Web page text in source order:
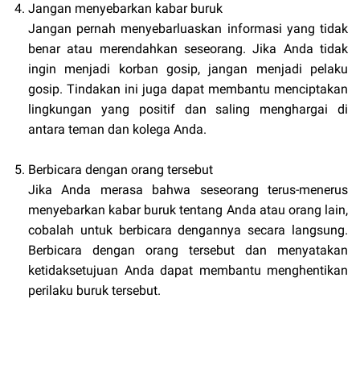
Jangan menyebarkan kabar buruk
Jangan pernah menyebarluaskan informasi yang tidak
benar atau merendahkan seseorang. Jika Anda tidak
ingin menjadi korban gosip, jangan menjadi pelaku
gosip. Tindakan ini juga dapat membantu menciptakan
lingkungan yang positif dan saling menghargai di
antara teman dan kolega Anda.
Berbicara dengan orang tersebut
Jika Anda merasa bahwa seseorang terus-menerus
menyebarkan kabar buruk tentang Anda atau orang lain,
cobalah untuk berbicara dengannya secara langsung.
Berbicara dengan orang tersebut dan menyatakan
ketidaksetujuan Anda dapat membantu menghentikan
perilaku buruk tersebut.